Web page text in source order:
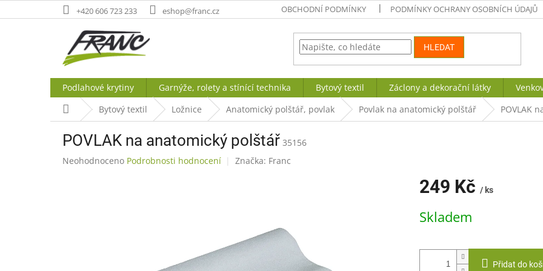
na
+420 606 723 233 eshop@franc.cz OBCHODNÍ PODMÍNKY PODMÍNKY OCHRANY OSOBNÍCH ÚDAJŮ
HLEDAT
Podlahové krytiny Garnýže, rolety a stínící technika Bytový textil Záclony a dekorační látky
Domů Bytový textil Ložnice Anatomický polštář, povlak Povlak na anatomický polštář POVLAK
POVLAK na anatomický polštář 35156
Průměrné
Neohodnoceno Podrobnosti hodnocení Značka: Franc
249 Kč / ks
cena:
Skladem
Přidat do